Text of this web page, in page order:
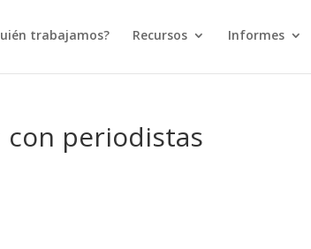
trabajamos? Recursos Informes
con periodistas